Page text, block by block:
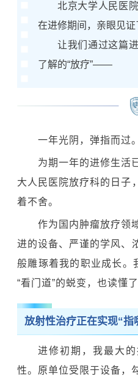
北京大学人民医
在进修期间，亲眼见证
让我们通过这篇
了解的“放疗”——
一年光阴，弹指而过。
为期一年的进修生活
大人民医院放疗科的日子
着不舍。
作为国内肿瘤放疗领
进的设备、严谨的学风、
般雕琢着我的职业成长。
“看门道”的蜕变，也读懂
放射性治疗正在实现“指
进修初期，我最大
性。原单位受限于设备，